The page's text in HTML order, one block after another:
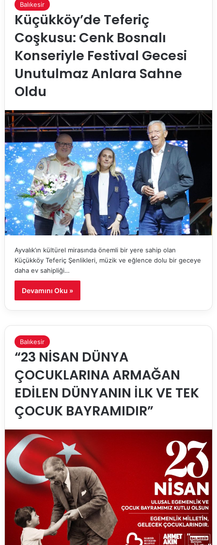
Balıkesir
Küçükköy’de Teferiç
Coşkusu: Cenk Bosnalı
Konseriyle Festival Gecesi
Unutulmaz Anlara Sahne
Oldu
Ayvalık’ın kültürel mirasında önemli bir yere sahip olan
Küçükköy Teferiç Şenlikleri, müzik ve eğlence dolu bir geceye
daha ev sahipliği…
Devamını Oku »
Balıkesir
“23 NİSAN DÜNYA
ÇOCUKLARINA ARMAĞAN
EDİLEN DÜNYANIN İLK VE TEK
ÇOCUK BAYRAMIDIR”